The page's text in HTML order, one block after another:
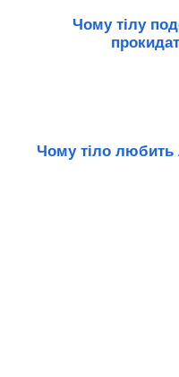
Чому тілу
Чому тіло любить